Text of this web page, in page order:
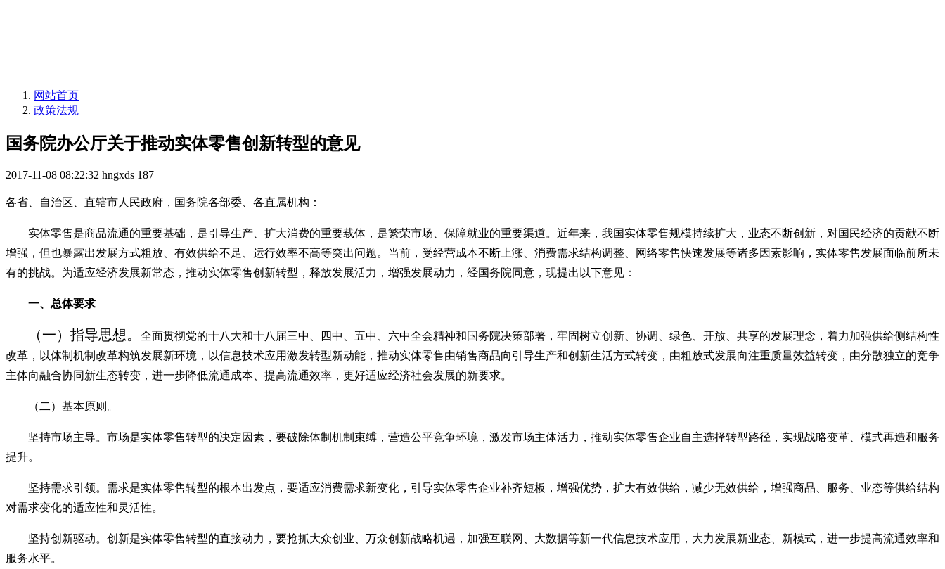
网站首页
政策法规
国务院办公厅关于推动实体零售创新转型的意见
2017-11-08 08:22:32 hngxds 187
各省、自治区、直辖市人民政府，国务院各部委、各直属机构：
实体零售是商品流通的重要基础，是引导生产、扩大消费的重要载体，是繁荣市场、保障就业的重要渠道。近年来，我国实体零售规模持续扩大，业态不断创新，对国民经济的贡献不断
增强，但也暴露出发展方式粗放、有效供给不足、运行效率不高等突出问题。当前，受经营成本不断上涨、消费需求结构调整、网络零售快速发展等诸多因素影响，实体零售发展面临前所未
有的挑战。为适应经济发展新常态，推动实体零售创新转型，释放发展活力，增强发展动力，经国务院同意，现提出以下意见：
一、总体要求
（一）指导思想。
全面贯彻党的十八大和十八届三中、四中、五中、六中全会精神和国务院决策部署，牢固树立创新、协调、绿色、开放、共享的发展理念，着力加强供给侧结构性
改革，以体制机制改革构筑发展新环境，以信息技术应用激发转型新动能，推动实体零售由销售商品向引导生产和创新生活方式转变，由粗放式发展向注重质量效益转变，由分散独立的竞争
主体向融合协同新生态转变，进一步降低流通成本、提高流通效率，更好适应经济社会发展的新要求。
（二）基本原则。
坚持市场主导。市场是实体零售转型的决定因素，要破除体制机制束缚，营造公平竞争环境，激发市场主体活力，推动实体零售企业自主选择转型路径，实现战略变革、模式再造和服务
提升。
坚持需求引领。需求是实体零售转型的根本出发点，要适应消费需求新变化，引导实体零售企业补齐短板，增强优势，扩大有效供给，减少无效供给，增强商品、服务、业态等供给结构
对需求变化的适应性和灵活性。
坚持创新驱动。创新是实体零售转型的直接动力，要抢抓大众创业、万众创新战略机遇，加强互联网、大数据等新一代信息技术应用，大力发展新业态、新模式，进一步提高流通效率和
服务水平。